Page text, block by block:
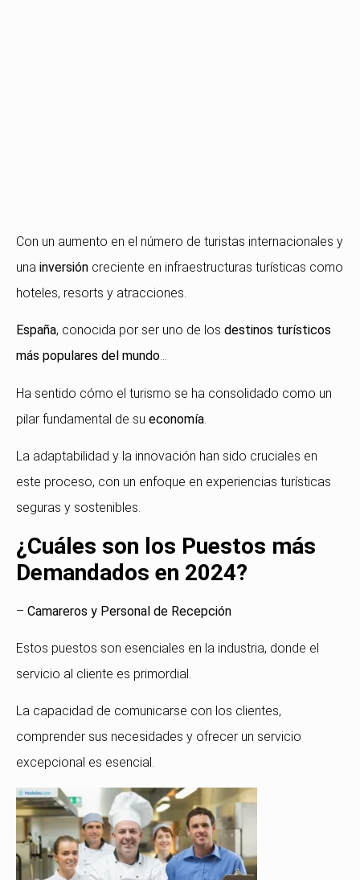
Con un aumento en el número de turistas internacionales y
una inversión creciente en infraestructuras turísticas como
hoteles, resorts y atracciones.
España, conocida por ser uno de los destinos turísticos
más populares del mundo…
Ha sentido cómo el turismo se ha consolidado como un
pilar fundamental de su economía
La adaptabilidad y la innovación han sido cruciales en
este proceso, con un enfoque en experiencias turísticas
seguras y sostenibles.
¿Cuáles son los Puestos más
Demandados en 2024?
– Camareros y Personal de Recepción
Estos puestos son esenciales en la industria, donde el
servicio al cliente es primordial.
La capacidad de comunicarse con los clientes,
comprender sus necesidades y ofrecer un servicio
excepcional es esencial.